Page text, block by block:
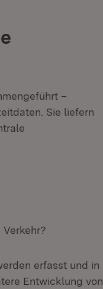
–
Sie liefern
erfasst und in
Entwicklung von